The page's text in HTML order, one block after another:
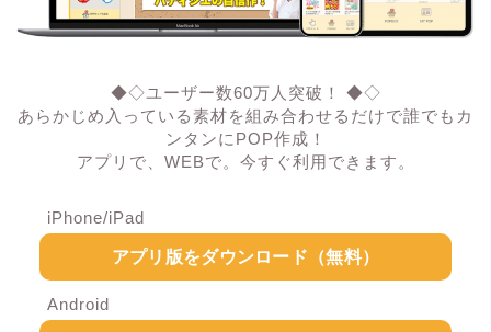
◆◇ユーザー数60万人突破！ ◆◇
あらかじめ入っている素材を組み合わせるだけで誰でもカ
ンタンにPOP作成！
アプリで、WEBで。今すぐ利用できます。
iPhone/iPad
アプリ版をダウンロード（無料）
Android